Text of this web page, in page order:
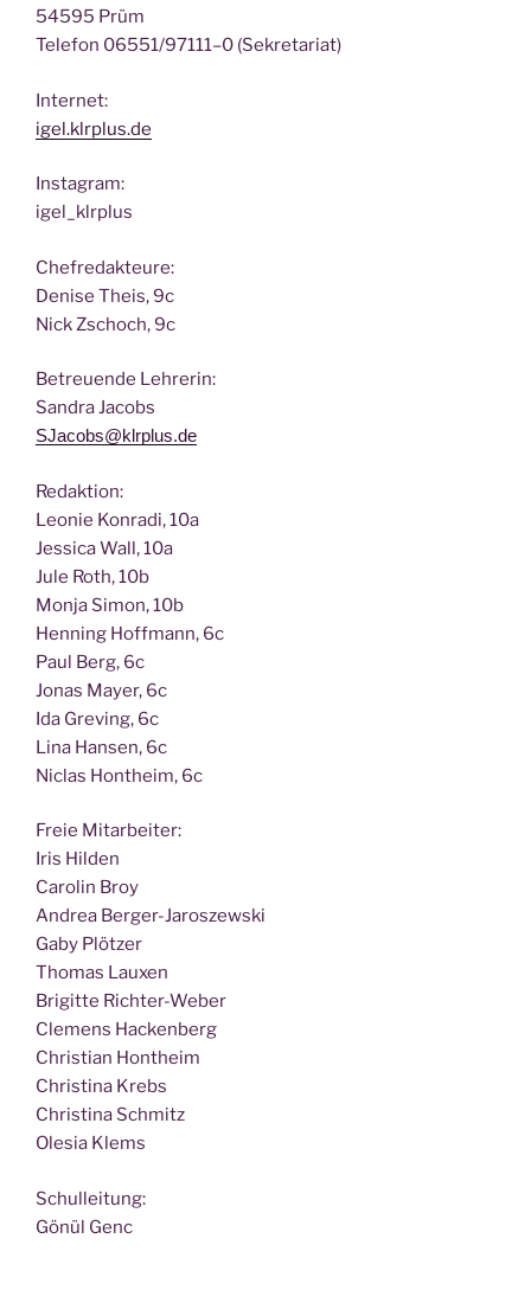
54595 Prüm
Tele­fon 06551/97111–0 (Sekre­ta­ri­at)
Inter­net:
igel.klrplus.de
Insta­gram:
igel_klrplus
Chef­re­dak­teu­re:
Deni­se Theis, 9c
Nick Zscho­ch, 9c
Betreu­en­de Lehrerin:
San­dra Jacobs
SJacobs@klrplus.de
Redak­ti­on:
Leo­nie Kon­ra­di, 10a
Jes­si­ca Wall, 10a
Jule Roth, 10b
Mon­ja Simon, 10b
Hen­ning Hoff­mann, 6c
Paul Berg, 6c
Jonas May­er, 6c
Ida Gre­ving, 6c
Lina Han­sen, 6c
Nic­las Hont­heim, 6c
Freie Mit­ar­bei­ter:
Iris Hilden
Caro­lin Broy
Andrea Berger-Jaroszewski
Gaby Plötzer
Tho­mas Lauxen
Bri­git­te Richter-Weber
Cle­mens Hackenberg
Chris­ti­an Hontheim
Chris­ti­na Krebs
Chris­ti­na Schmitz
Ole­sia Klems
Schul­lei­tung:
Gönül Genc